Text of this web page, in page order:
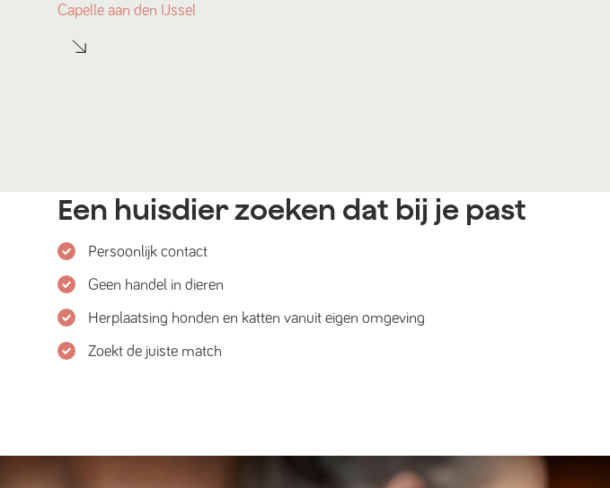
Capelle aan den IJssel
Een huisdier zoeken dat bij je past
Persoonlijk contact
Geen handel in dieren
Herplaatsing honden en katten vanuit eigen omgeving
Zoekt de juiste match